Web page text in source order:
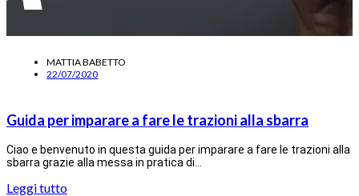
MATTIA BABETTO
22/07/2020
Guida per imparare a fare le trazioni alla sbarra
Ciao e benvenuto in questa guida per imparare a fare le trazioni alla
sbarra grazie alla messa in pratica di…
Leggi tutto